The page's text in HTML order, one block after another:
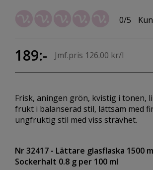
0/5
189:- Jmf.pris 126.00 kr/l
Frisk, aningen grön, kvistig i tonen,
frukt i balanserad stil, lättsam med
ungfruktig stil med viss strävhet.
Nr 32417 - Lättare glasflaska 1500
Sockerhalt 0.8 g per 100 ml